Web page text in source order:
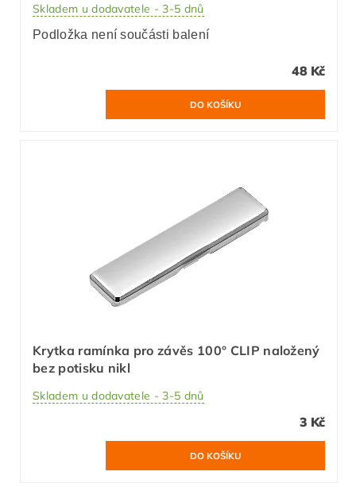
Skladem u dodavatele - 3-5 dnů
Podložka není součásti balení
48 Kč
Krytka ramínka pro závěs 100° CLIP naložený
bez potisku nikl
Skladem u dodavatele - 3-5 dnů
3 Kč